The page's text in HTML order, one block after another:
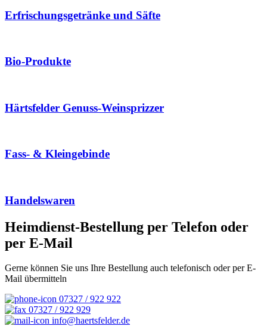
Erfrischungsgetränke und Säfte
Bio-Produkte
Härtsfelder Genuss-Weinsprizzer
Fass- & Kleingebinde
Handelswaren
Heimdienst-Bestellung per Telefon oder
per E-Mail
Gerne können Sie uns Ihre Bestellung auch telefonisch oder per E-
Mail übermitteln
07327 / 922 922
07327 / 922 929
info@haertsfelder.de